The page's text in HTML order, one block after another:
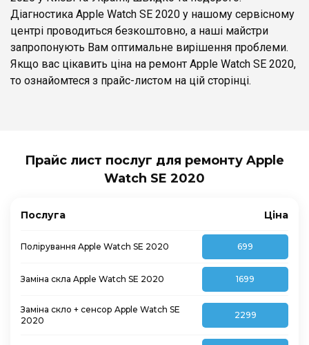
Діагностика Apple Watch SE 2020 у нашому сервісному
центрі проводиться безкоштовно, а наші майстри
запропонують Вам оптимальне вирішення проблеми.
Якщо вас цікавить ціна на ремонт Apple Watch SE 2020,
то ознайомтеся з прайс-листом на цій сторінці.
Прайс лист послуг для ремонту Apple
Watch SE 2020
Послуга Ціна
Полірування Apple Watch SE 2020 699
Заміна скла Apple Watch SE 2020 1699
Заміна скло + сенсор Apple Watch SE
2020
2299